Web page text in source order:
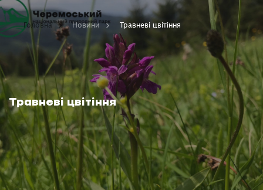
Травневі цвітіння
Головна Новини Травневі цвітіння